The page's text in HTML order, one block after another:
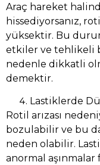
Araç hareket
hissediyorsanız,
yüksektir. Bu
etkiler ve tehlikeli
nedenle dikkatli
demektir.
Lastiklerde
Rotil arızası
bozulabilir ve bu
neden olabilir.
anormal